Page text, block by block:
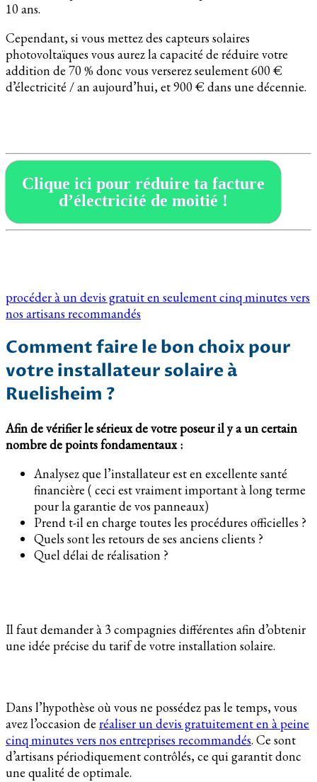
10 ans.
Cependant, si vous mettez des capteurs solaires
photovoltaïques vous aurez la capacité de réduire votre
addition de 70 % donc vous verserez seulement 600 €
d’électricité / an aujourd’hui, et 900 € dans une décennie.
Clique ici pour réduire ta facture
d’électricité de moitié !
procéder à un devis gratuit en seulement cinq minutes vers
nos artisans recommandés
Comment faire le bon choix pour
votre installateur solaire à
Ruelisheim ?
Afin de vérifier le sérieux de votre poseur il y a un certain
nombre de points fondamentaux :
Analysez que l’installateur est en excellente santé
financière ( ceci est vraiment important à long terme
pour la garantie de vos panneaux)
Prend t-il en charge toutes les procédures officielles ?
Quels sont les retours de ses anciens clients ?
Quel délai de réalisation ?
Il faut demander à 3 compagnies différentes afin d’obtenir
une idée précise du tarif de votre installation solaire.
Dans l’hypothèse où vous ne possédez pas le temps, vous
avez l’occasion de réaliser un devis gratuitement en à peine
cinq minutes vers nos entreprises recommandés. Ce sont
d’artisans périodiquement contrôlés, ce qui garantit donc
une qualité de optimale.